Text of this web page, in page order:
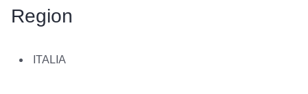
Region
ITALIA